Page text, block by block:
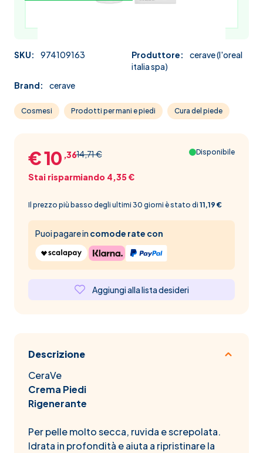
SKU: 974109163 Produttore:
cerave (l'oreal
italia spa)
Brand:
cerave
Cosmesi Prodotti per mani e piedi Cura del piede
14,71 €
€ 10 ,36
Stai risparmiando 4,35 €
Disponibile
Il prezzo più basso degli ultimi 30 giorni è stato di 11,19 €
Puoi pagare incomode rate con
Aggiungi alla lista desideri
Descrizione
CeraVe
Crema Piedi
Rigenerante
Per pelle molto secca, ruvida e screpolata.
Idrata in profondità e aiuta a ripristinare la